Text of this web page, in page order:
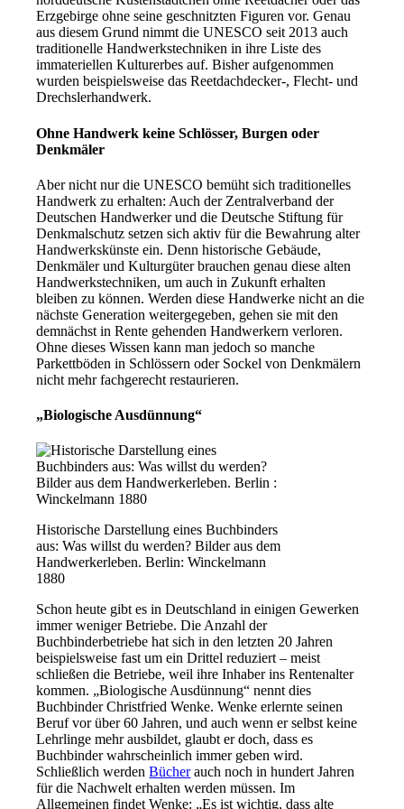
Erzgebirge ohne seine geschnitzten Figuren vor. Genau
aus diesem Grund nimmt die UNESCO seit 2013 auch
traditionelle Handwerkstechniken in ihre Liste des
immateriellen Kulturerbes auf. Bisher aufgenommen
wurden beispielsweise das Reetdachdecker-, Flecht- und
Drechslerhandwerk.
Ohne Handwerk keine Schlösser, Burgen oder
Denkmäler
Aber nicht nur die UNESCO bemüht sich traditionelles
Handwerk zu erhalten: Auch der Zentralverband der
Deutschen Handwerker und die Deutsche Stiftung für
Denkmalschutz setzen sich aktiv für die Bewahrung alter
Handwerkskünste ein. Denn historische Gebäude,
Denkmäler und Kulturgüter brauchen genau diese alten
Handwerkstechniken, um auch in Zukunft erhalten
bleiben zu können. Werden diese Handwerke nicht an die
nächste Generation weitergegeben, gehen sie mit den
demnächst in Rente gehenden Handwerkern verloren.
Ohne dieses Wissen kann man jedoch so manche
Parkettböden in Schlössern oder Sockel von Denkmälern
nicht mehr fachgerecht restaurieren.
„Biologische Ausdünnung“
Historische Darstellung eines Buchbinders
aus: Was willst du werden? Bilder aus dem
Handwerkerleben. Berlin: Winckelmann
1880
Schon heute gibt es in Deutschland in einigen Gewerken
immer weniger Betriebe. Die Anzahl der
Buchbinderbetriebe hat sich in den letzten 20 Jahren
beispielsweise fast um ein Drittel reduziert – meist
schließen die Betriebe, weil ihre Inhaber ins Rentenalter
kommen. „Biologische Ausdünnung“ nennt dies
Buchbinder Christfried Wenke. Wenke erlernte seinen
Beruf vor über 60 Jahren, und auch wenn er selbst keine
Lehrlinge mehr ausbildet, glaubt er doch, dass es
Buchbinder wahrscheinlich immer geben wird.
Schließlich werdenBücherauch noch in hundert Jahren
für die Nachwelt erhalten werden müssen. Im
Allgemeinen findet Wenke: „Es ist wichtig, dass alte